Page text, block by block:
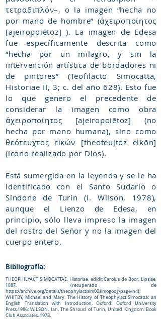
τετραδιπλόν–, o la imagen “hecha no
por mano de hombre” (άχειροποίητος
[ajeiropoiētoz] ). La imagen de Edesa
fue específicamente descrita como
“hecha por un milagro, y sin la
intervención artística de bordadores ni
de pintores” (Teofilacto Simocatta,
Historiae II, 3; c. del año 628). Esto fue
lo que genero el precedente de
considerar la imagen como obra
άχειροποίητος [ajeiropoiētoz] (no
hecha por mano humana), sino como
θεότευχτος εἰκών [theoteujtoz eikōn]
(icono realizado por Dios).
Está sumergida en la leyenda y se le ha
identificado con el Santo Sudario o
Síndone de Turín (I. Wilson, 1978),
aunque el Lienzo de Edesa, en
principio, sólo lleva impreso la imagen
del rostro del Señor y no la imagen del
cuerpo entero.
Bibliografía:
THEOPHILYACT SIMOCATTAE, Historiae, edidit Carolus de Boor, Lipsiae,
1887, (recuperado de
https://archive.org/details/theophylactisim00simogoog/page/n4);
WHITBY, Michael and Mary. The History of Theophylact Simocatta: an
English Translation with Introduction, Oxford: Oxford University
Press,1986; WILSON, Ian, The Shroud of Turin, United Kingdom: Book
Club Associates, 1978.